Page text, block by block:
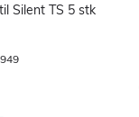
Silent TS 5 stk